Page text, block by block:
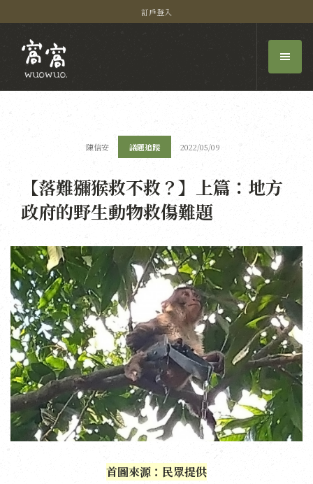
訂戶登入
陳信安 議題追蹤 2022/05/09
【落難獼猴救不救？】上篇：地方
政府的野生動物救傷難題
首圖來源：民眾提供